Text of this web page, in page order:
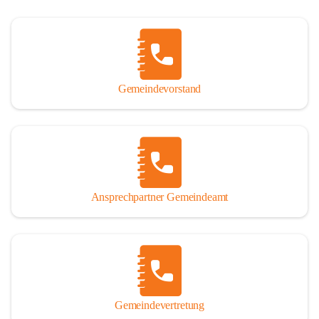
Gemeindevorstand
Ansprechpartner Gemeindeamt
Gemeindevertretung